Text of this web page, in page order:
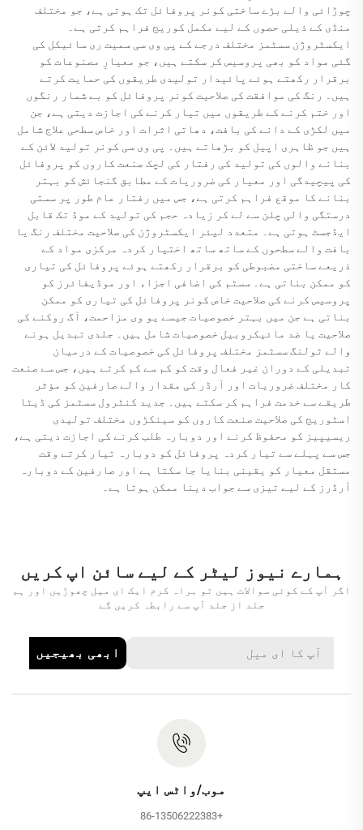
چوڑائی والے بڑے ساختی کونر پروفائل تک ہوتی ہے، جو مختلف
منڈی کے ذیلی حصوں کے لیے مکمل کوریج فراہم کرتی ہے۔
ایکسٹروژن سسٹمز مختلف درجے کے پی وی سی سمیت ری سائیکل کی
گئی مواد کو بھی پروسیس کر سکتے ہیں، جو معیارِ مصنوعات کو
برقرار رکھتے ہوئے پائیدار تولیدی طریقوں کی حمایت کرتے
ہیں۔ رنگ کی موافقت کی صلاحیت کونر پروفائل کو بے شمار رنگوں
اور ختم کرنے کے طریقوں میں تیار کرنے کی اجازت دیتی ہے، جن
میں لکڑی کے دانے کی بافت، دھاتی اثرات اور خاص سطحی علاج شامل
ہیں جو ظاہری اپیل کو بڑھاتے ہیں۔ پی وی سی کونر تولید لائن کے
بنانے والوں کی تولید کی رفتار کی لچک صنعت کاروں کو پروفائل
کی پیچیدگی اور معیار کی ضروریات کے مطابق گنجائش کو بہتر
بنانے کا موقع فراہم کرتی ہے، جس میں رفتار عام طور پر سستی
درستگی والی چلن سے لے کر زیادہ حجم کی تولید کے موڈ تک قابل
ایڈجسٹ ہوتی ہے۔ متعدد لیئر ایکسٹروژن کی صلاحیت مختلف رنگ یا
بافت والے سطحوں کے ساتھ ساتھ اختیار کردہ مرکزی مواد کے
ذریعے ساختی مضبوطی کو برقرار رکھتے ہوئے پروفائل کی تیاری
کو ممکن بناتی ہے۔ سسٹم کی اضافی اجزاء اور موڈیفائرز کو
پروسیس کرنے کی صلاحیت خاص کونر پروفائل کی تیاری کو ممکن
بناتی ہے جن میں بہتر خصوصیات جیسے یو وی مزاحمت، آگ روکنے کی
صلاحیت یا ضد مائیکروبیل خصوصیات شامل ہیں۔ جلدی تبدیل ہونے
والے ٹولنگ سسٹمز مختلف پروفائل کی خصوصیات کے درمیان
تبدیلی کے دوران غیر فعال وقت کو کم سے کم کرتے ہیں، جس سے صنعت
کار مختلف ضروریات اور آرڈر کی مقدار والے صارفین کو مؤثر
طریقے سے خدمت فراہم کر سکتے ہیں۔ جدید کنٹرول سسٹمز کی ڈیٹا
اسٹوریج کی صلاحیت صنعت کاروں کو سینکڑوں مختلف تولیدی
ریسیپیز کو محفوظ کرنے اور دوبارہ طلب کرنے کی اجازت دیتی ہے،
جس سے پہلے سے تیار کردہ پروفائل کو دوبارہ تیار کرتے وقت
مستقل معیار کو یقینی بنایا جا سکتا ہے اور صارفین کے دوبارہ
آرڈرز کے لیے تیزی سے جواب دینا ممکن ہوتا ہے۔
ہمارے نیوز لیٹر کے لیے سائن اپ کریں
اگر آپ کے کوئی سوالات ہیں تو براہ کرم ایک ای میل چھوڑیں اور ہم
جلد از جلد آپ سے رابطہ کریں گے
ابھی بھیجیں
موب/واٹس ایپ
+86-13506222383